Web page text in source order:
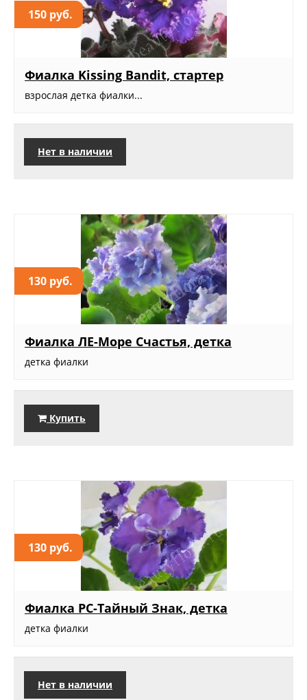
150 руб.
Фиалка Kissing Bandit, стартер
взрослая детка фиалки...
Нет в наличии
130 руб.
Фиалка ЛЕ-Море Счастья, детка
детка фиалки
Купить
130 руб.
Фиалка РС-Тайный Знак, детка
детка фиалки
Нет в наличии